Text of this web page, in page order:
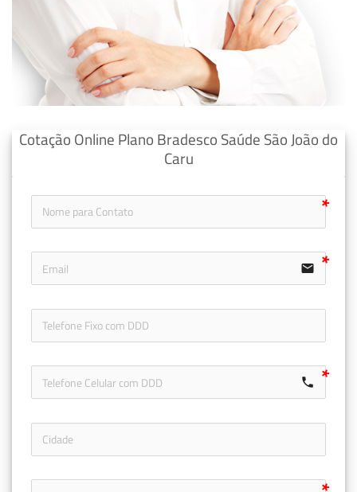
Cotação Online Plano Bradesco Saúde São João do
Caru
email
call